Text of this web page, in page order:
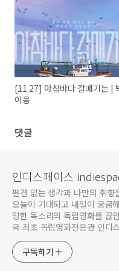
[11.27] 아침바다 갈매기는 |
이웅
댓글
인디스페이스
편견 없는 생각과 나만의 취향
오늘이 기대되고 내일이 궁금
양한 목소리의 독립영화를 끊
국 최초 독립영화전용관 인디
구독하기